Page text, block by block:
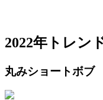
2022年トレン
丸みショートボブ